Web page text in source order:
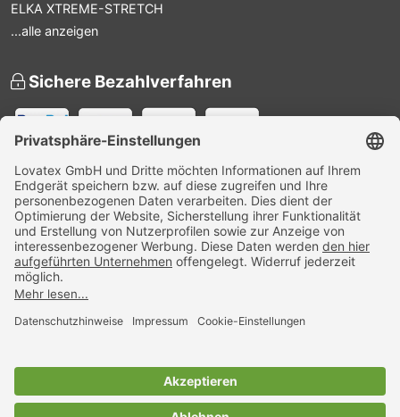
ELKA XTREME-STRETCH
...alle anzeigen
Sichere Bezahlverfahren
Versandpartner
Zertifiziert
Nachhaltigkeit